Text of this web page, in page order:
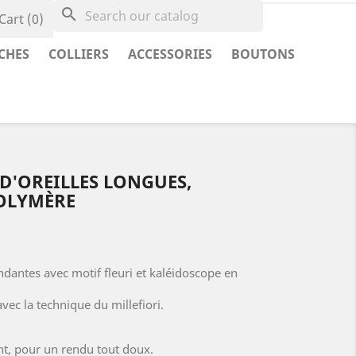
Cart (0) search
COLLIERS ACCESSORIES
BOUTONS
LONGUES,
avec motif fleuri et kaléidoscope en
la technique du millefiori.
pour un rendu tout doux.